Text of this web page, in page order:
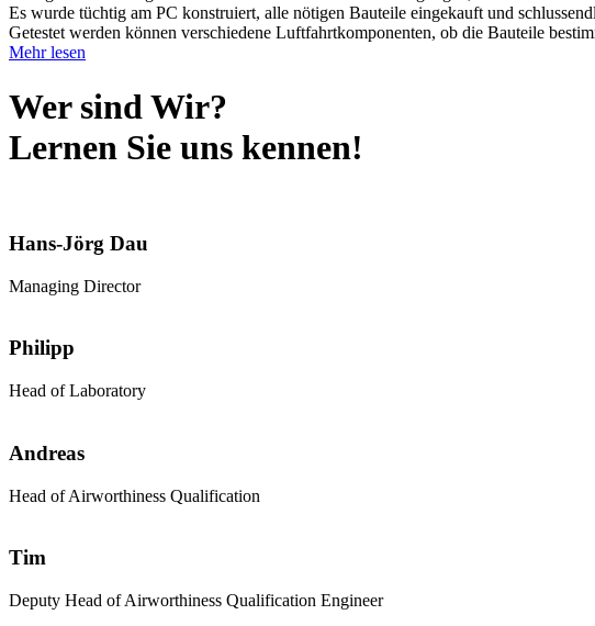
Es wurde tüchtig am PC konstruiert, alle nötigen Bauteile eingekauft und
Getestet werden können verschiedene Luftfahrtkomponenten, ob die Bauteile
Mehr lesen
Wer sind Wir?
Lernen Sie uns kennen!
Hans-Jörg Dau
Managing Director
Philipp
Head of Laboratory
Andreas
Head of Airworthiness Qualification
Tim
Deputy Head of Airworthiness Qualification Engineer